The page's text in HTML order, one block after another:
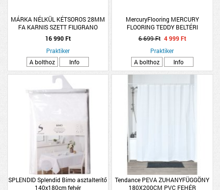
MÁRKA NÉLKÜL KÉTSOROS 28MM
FA KARNIS SZETT FILIGRANO
160CM, CSERESZNYE SZÍNŰ
16 990 Ft
Praktiker
A bolthoz
Info
MercuryFlooring MERCURY
FLOORING TEDDY BELTÉRI
SZENNYFOGÓ LÁBTÖRLŐ 60X80CM
GRAFITSZÜRKE
6 699 Ft 4 999 Ft
Praktiker
A bolthoz
Info
SPLENDID Splendid Bimo asztalterítő
140x180cm fehér
Tendance PEVA ZUHANYFÜGGÖNY
180X200CM PVC FEHÉR